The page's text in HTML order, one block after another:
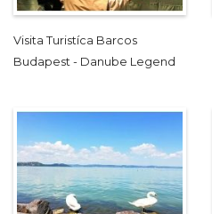
Visita Turistíca Barcos
Budapest - Danube Legend